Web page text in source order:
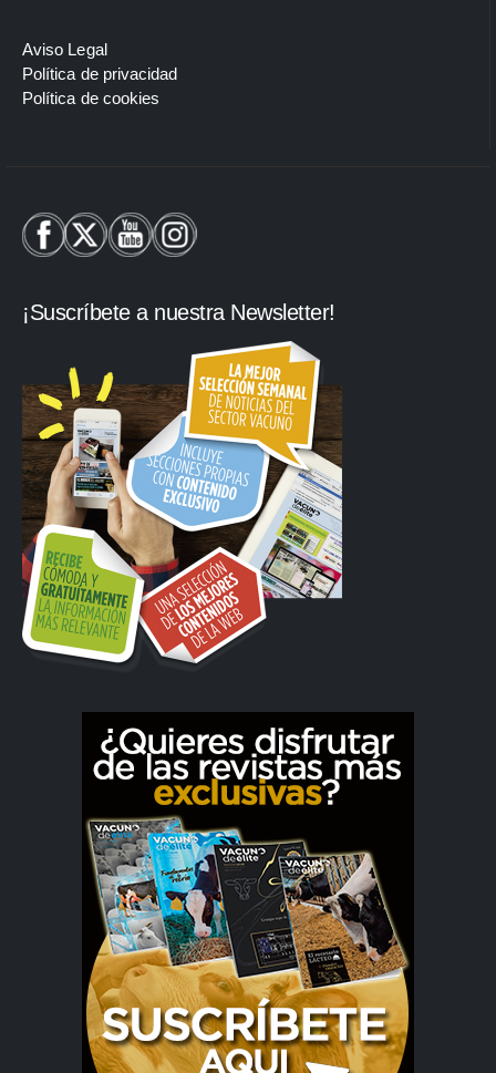
Aviso Legal
Política de privacidad
Política de cookies
¡Suscríbete a nuestra Newsletter!